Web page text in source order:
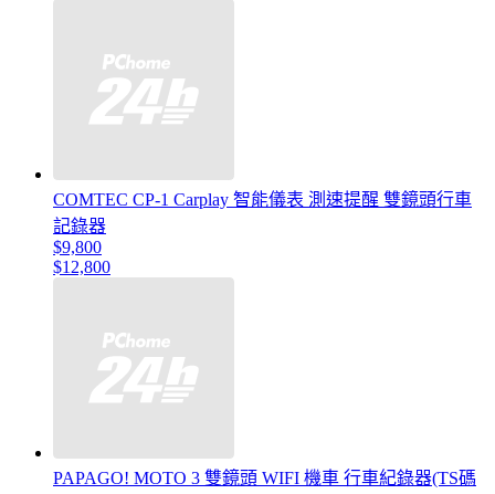
COMTEC CP-1 Carplay 智能儀表 測速提醒 雙鏡頭行車
記錄器
$9,800
$12,800
PAPAGO! MOTO 3 雙鏡頭 WIFI 機車 行車紀錄器(TS碼